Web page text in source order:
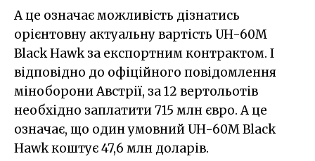
А це означає можливість дізнатись
орієнтовну актуальну вартість UH-60M
Black Hawk за експортним контрактом. І
відповідно до офіційного повідомлення
міноборони Австрії, за 12 вертольотів
необхідно заплатити 715 млн євро. А це
означає, що один умовний UH-60M Black
Hawk коштує 47,6 млн доларів.